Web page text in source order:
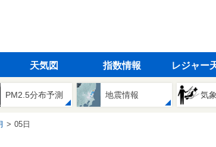
天気図 指数情報 レジャー
PM2.5分布予測 地震情報 気
05日